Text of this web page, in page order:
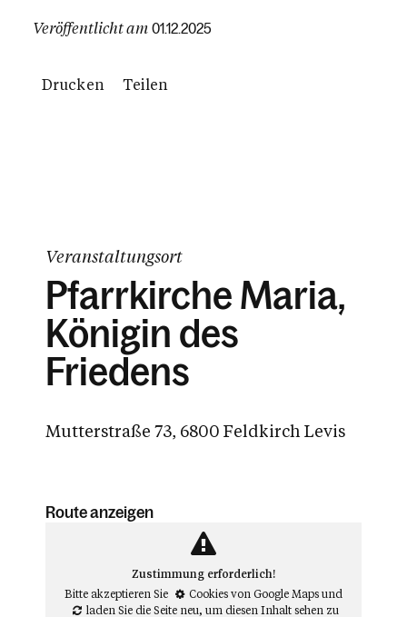
Veröffentlicht am 01.12.2025
Drucken Teilen
Veranstaltungsort
Pfarrkirche Maria,
Königin des
Friedens
Mutterstraße 73, 6800 Feldkirch Levis
Route anzeigen
Zustimmung erforderlich!
Bitte akzeptieren Sie
Cookies von Google Mapsund
laden Sie die Seite neu, um diesen Inhalt sehen zu